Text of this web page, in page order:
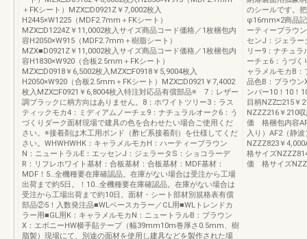
＋FKシート）MZX□D0921Z￥7,0002枚入
H2445×W1225（MDF2.7mm＋FKシート）
MZX□D1224Z￥11,0002枚入サイズ商品コード価格／1枚梱包内
容H2050×W915（MDF2.7mm＋樹脂シート）
MZX■D0921Z￥11,0002枚入サイズ商品コード価格／1枚梱包内
容H1830×W920（合板2.5mm＋FKシート）
MZX□D0918￥6,5002枚入MZX□F0918￥5,9004枚入
H2050×W920（合板2.5mm＋FKシート）MZX□D0921￥7,4002
枚入MZX□F0921￥6,8004枚入特注対応品有償部品※ 7：レザー
調ブラックに柄方向はありません。8：ホワイトツリー3：ラス
ティックモカ4：ミディアムノーチェ9：ナチュラルオーク6：う
づくりダーク面材現場で建具の色を合わせたい場合ご使用くだ
さい。※接着剤は木工用ボンド（酢ビ系接着剤）を仕様してくだ
さい。WHWHWHK：キャラメルモカH：ハーティーブラウン
N：ニュートラルE：エッセンJ：ジェラータS：ショコラーデ
R：リフレホワイト基材：合板基材：合板基材：MDF基材：
MDF！5…全機種要在庫確認品。在庫がない場合は受注から工場
出荷まで約5日。！10…全機種要在庫確認品。在庫がない場合は
受注から工場出荷まで約10日。面材・シート部材別規格表有償
部品②5！入数発注品■WLベースカラー／CL用■WLトレンドカ
ラー用■GL用K：キャラメルモカN：ニュートラルB：ブラウン
X：エボニーHW横手貼テープ（幅39mm10m巻厚さ0.5mm、樹
脂製）現場にて、別途の面材を使用し建具などを製作された場
のシールです。
φ16mm×2商品
ーティーブラウ
センJ：ジェラー
リー9：ナチュ
ーチェ6：うづ
ャラメルモカB
品色B：ブラウン
ンバー10！10！
目柄NZZ□215￥
NZZZ216￥210
価 格梱包内容
入り）AF2（静
NZZZ823￥
格サイズ
価 格サイズ